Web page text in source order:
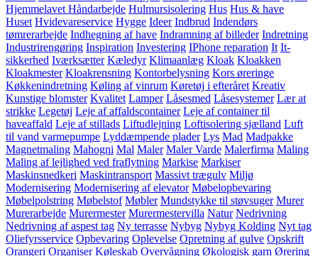
Hjemmelavet Håndarbejde Hulmursisolering Hus Hus & have
Huset Hvidevareservice Hygge Ideer Indbrud Indendørs
tømrerarbejde Indhegning af have Indramning af billeder Indretning
Industrirengøring Inspiration Investering IPhone reparation It It-
sikkerhed Iværksætter Kæledyr Klimaanlæg Kloak Kloakken
Kloakmester Kloakrensning Kontorbelysning Kors øreringe
Køkkenindretning Køling af vinrum Køretøj i efteråret Kreativ
Kunstige blomster Kvalitet Lamper Låsesmed Låsesystemer Lær at
strikke Legetøj Leje af affaldscontainer Leje af container til
haveaffald Leje af stillads Liftudlejning Loftisolering sjælland Luft
til vand varmepumpe Lyddæmpende plader Lys Mad Madpakke
Magnetmaling Mahogni Mal Maler Maler Varde Malerfirma Maling
Maling af lejlighed ved fraflytning Markise Markiser
Maskinsnedkeri Maskintransport Massivt trægulv Miljø
Modernisering Modernisering af elevator Møbelopbevaring
Møbelpolstring Møbelstof Møbler Mundstykke til støvsuger Murer
Murerarbejde Murermester Murermestervilla Natur Nedrivning
Nedrivning af aspest tag Ny terrasse Nybyg Nybyg Kolding Nyt tag
Oliefyrsservice Opbevaring Oplevelse Opretning af gulve Opskrift
Orangeri Organiser Køleskab Overvågning Økologisk garn Ørering